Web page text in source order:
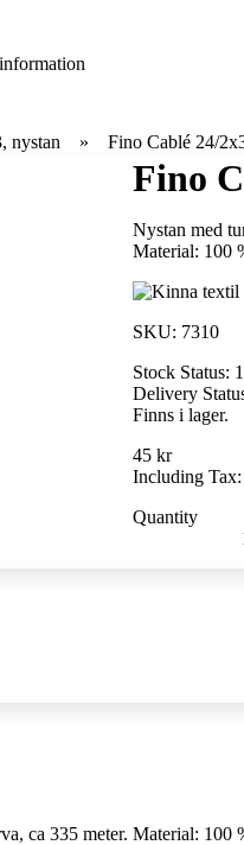
nystan Fino Cablé 24/
Fino
Nystan med
Material: 100
SKU: 7310
Stock Status:
Delivery
Finns i lager.
45 kr
Including Tax:
Quantity
ca 335 meter. Material: 100